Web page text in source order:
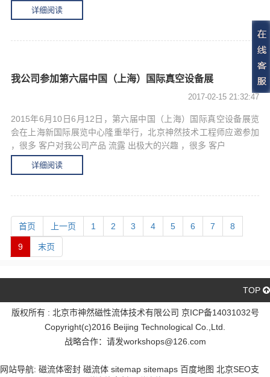
详细阅读
我公司参加第六届中国（上海）国际真空设备展
2017-02-15 21:32:47
2015年6月10日6月12日，第六届中国（上海）国际真空设备展览
会在上海新国际展览中心隆重举行，北京神然技术工程师应邀参加
，很多 客户对我公司产品 流露 出极大的兴趣 ，很多 客户
详细阅读
首页 上一页 1 2 3 4 5 6 7 8
9 末页
TOP
版权所有 : 北京市神然磁性流体技术有限公司 京ICP备14031032号
Copyright(c)2016 Beijing Technological Co.,Ltd.
战略合作：请发workshops@126.com
网站导航: 磁流体密封 磁流体 sitemap sitemaps 百度地图 北京SEO支